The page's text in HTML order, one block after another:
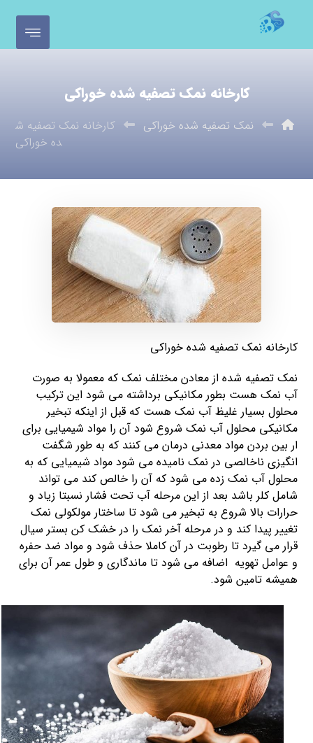
کارخانه نمک تصفیه شده خوراکی
نمک تصفیه شده خوراکی
کارخانه نمک تصفیه ش
ده خوراکی
کارخانه نمک تصفیه شده خوراکی
نمک تصفیه شده از معادن مختلف نمک که معمولا به صورت
آب نمک هست بطور مکانیکی برداشته می شود این ترکیب
محلول بسیار غلیظ آب نمک هست که قبل از اینکه تبخیر
مکانیکی محلول آب نمک شروع شود آن را مواد شیمیایی برای
ار بین بردن مواد معدنی درمان می کنند که به طور شگفت
انگیزی ناخالصی در نمک نامیده می شود مواد شیمیایی که به
محلول آب نمک زده می شود که آن را خالص کند می تواند
شامل کلر باشد بعد از این مرحله آب تحت فشار نسبتا زیاد و
حرارات بالا شروع به تبخیر می شود تا ساختار مولکولی نمک
تغییر پیدا کند و در مرحله آخر نمک را در خشک کن بستر سیال
قرار می گیرد تا رطوبت در آن کاملا حذف شود و مواد ضد حفره
و عوامل تهویه اضافه می شود تا ماندگاری و طول عمر آن برای
همیشه تامین شود.